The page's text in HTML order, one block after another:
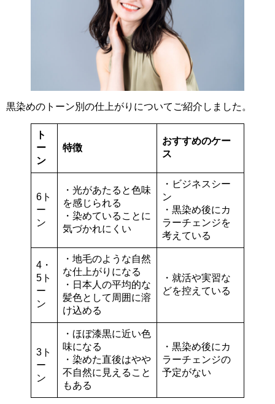
黒染めのトーン別の仕上がりについてご紹介しました。
ト
ー
ン
特徴
おすすめのケー
ス
6ト
ー
ン
・光があたると色味
を感じられる
・染めていることに
気づかれにくい
・ビジネスシー
ン
・黒染め後にカ
ラーチェンジを
考えている
4・
5ト
ー
ン
・地毛のような自然
な仕上がりになる
・日本人の平均的な
髪色として周囲に溶
け込める
・就活や実習な
どを控えている
3ト
ー
ン
・ほぼ漆黒に近い色
味になる
・染めた直後はやや
不自然に見えること
もある
・黒染め後にカ
ラーチェンジの
予定がない